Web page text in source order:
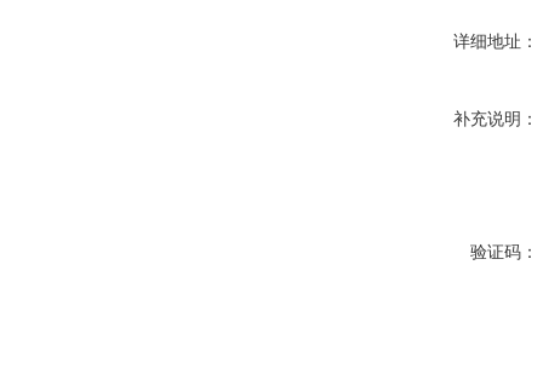
详细地址：
补充说明：
验证码：